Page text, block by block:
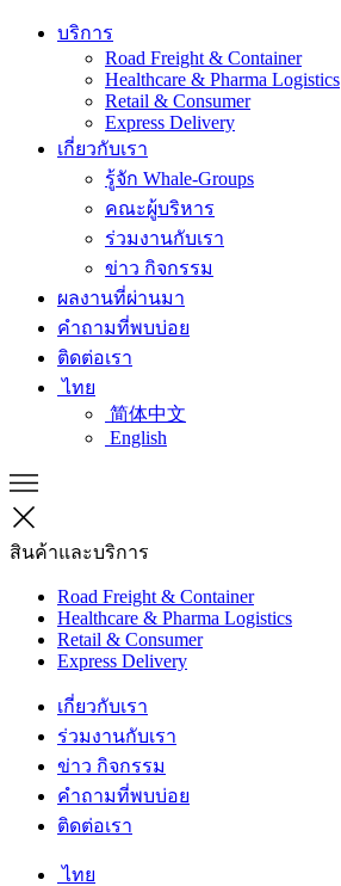
บริการ
Road Freight & Container
Healthcare & Pharma Logistics
Retail & Consumer
Express Delivery
เกี่ยวกับเรา
รู้จัก Whale-Groups
คณะผู้บริหาร
ร่วมงานกับเรา
ข่าว กิจกรรม
ผลงานที่ผ่านมา
คำถามที่พบบ่อย
ติดต่อเรา
ไทย
简体中文
English
สินค้าและบริการ
Road Freight & Container
Healthcare & Pharma Logistics
Retail & Consumer
Express Delivery
เกี่ยวกับเรา
ร่วมงานกับเรา
ข่าว กิจกรรม
คำถามที่พบบ่อย
ติดต่อเรา
ไทย